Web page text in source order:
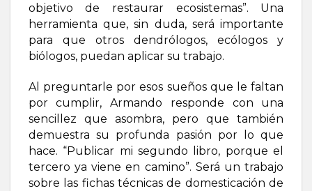
objetivo de restaurar ecosistemas”. Una
herramienta que, sin duda, será importante
para que otros dendrólogos, ecólogos y
biólogos, puedan aplicar su trabajo.
Al preguntarle por esos sueños que le faltan
por cumplir, Armando responde con una
sencillez que asombra, pero que también
demuestra su profunda pasión por lo que
hace. “Publicar mi segundo libro, porque el
tercero ya viene en camino”. Será un trabajo
sobre las fichas técnicas de domesticación de